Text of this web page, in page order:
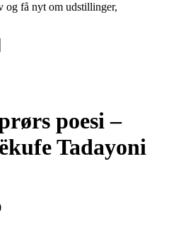
få nyt om udstillinger,
poesi –
Tadayoni